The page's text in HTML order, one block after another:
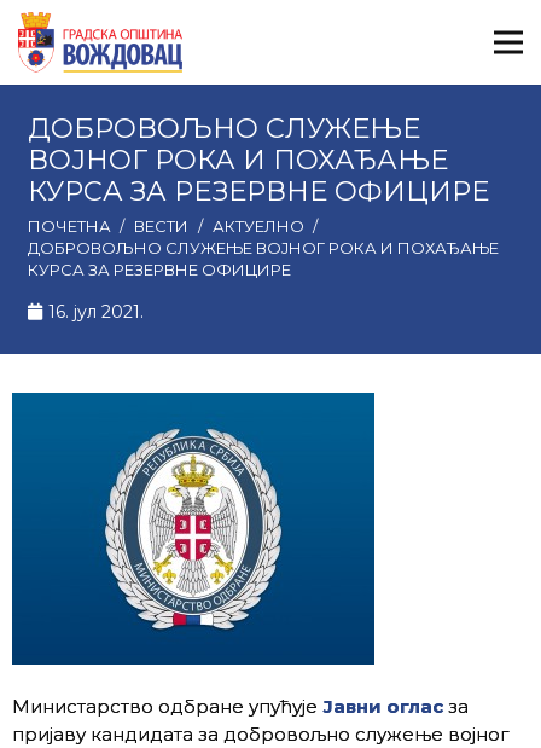
ДОБРОВОЉНО СЛУЖЕЊЕ
ВОЈНОГ РОКА И ПОХАЂАЊЕ
КУРСА ЗА РЕЗЕРВНЕ ОФИЦИРЕ
ПОЧЕТНА / ВЕСТИ / АКТУЕЛНО /
ДОБРОВОЉНО СЛУЖЕЊЕ ВОЈНОГ РОКА И ПОХАЂАЊЕ
КУРСА ЗА РЕЗЕРВНЕ ОФИЦИРЕ
16. јул 2021.
Министарство одбране упућује Јавни оглас за
пријаву кандидата за добровољно служење војног